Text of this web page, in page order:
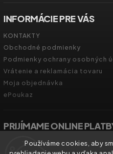
Používáme cookies, aby
INFORMÁCIE PRE VÁS
KONTAKTY
Obchodné podmienky
Podmienky ochrany osobných
Vrátenie a reklamácia tovaru
Moja objednávka
ePoukaz
PRIJÍMAME ONLINE